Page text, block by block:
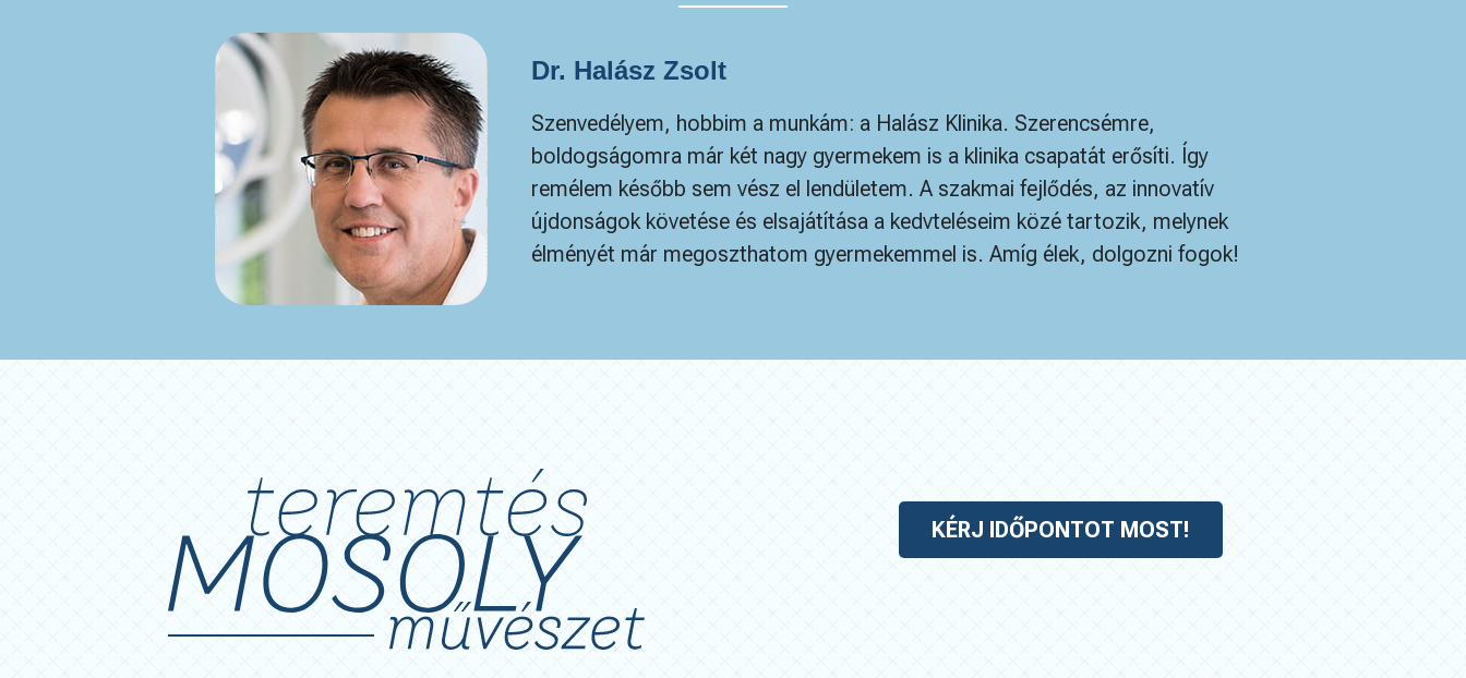
Dr. Halász Zsolt
Szenvedélyem, hobbim a munkám: a Halász Klinika. Szerencsémre,
boldogságomra már két nagy gyermekem is a klinika csapatát erősíti. Így
remélem később sem vész el lendületem. A szakmai fejlődés, az innovatív
újdonságok követése és elsajátítása a kedvteléseim közé tartozik, melynek
élményét már megoszthatom gyermekemmel is. Amíg élek, dolgozni fogok!
KÉRJ IDŐPONTOT MOST!